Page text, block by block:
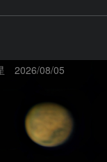
2026/08/05